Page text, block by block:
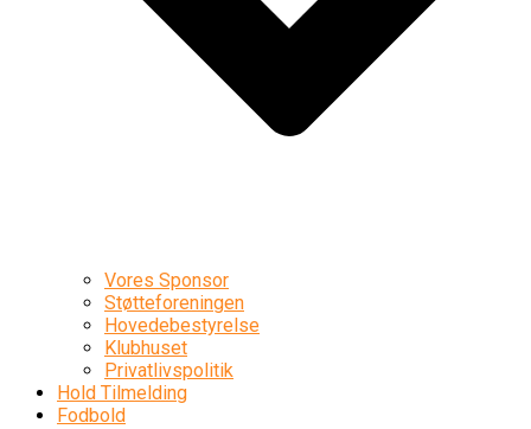
Vores Sponsor
Støtteforeningen
Hovedebestyrelse
Klubhuset
Privatlivspolitik
Hold Tilmelding
Fodbold